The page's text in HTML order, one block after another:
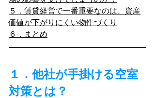
５．賃貸経営で一番重要なのは、資産
価値が下がりにくい物件づくり
６．まとめ
１．他社が手掛ける空室
対策とは？